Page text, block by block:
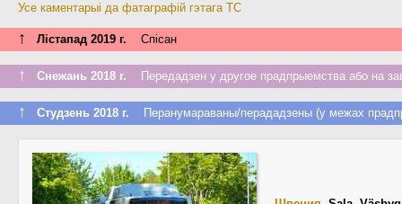
Усе каментарыі да фатаграфій гэтага ТС
↑ Лістапад 2019 г. Спісан
↑ Снежань 2018 г. Передадзен у другое прадпрыемства або на
↑ Студзень 2018 г. Перанумараваны/перададзены (у межах